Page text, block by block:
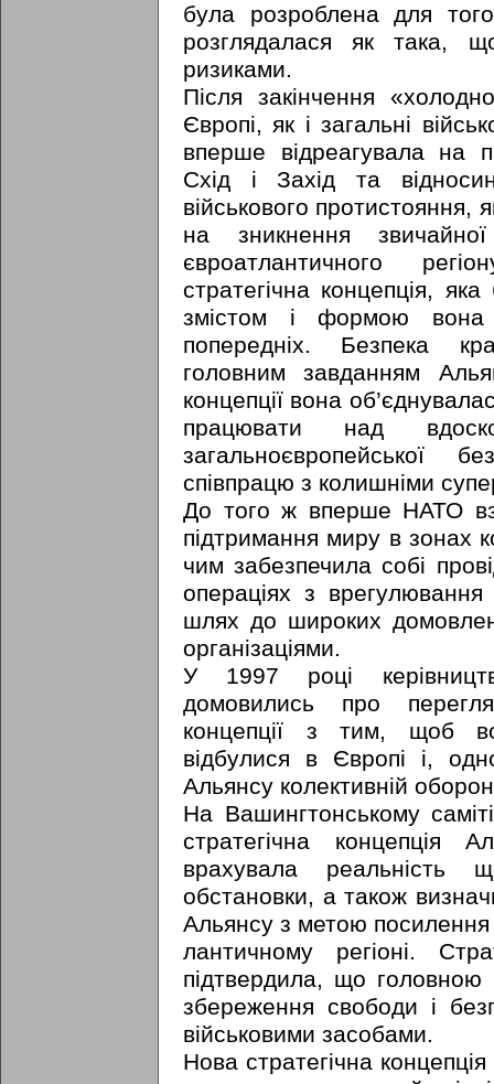
була розроблена для
розглядалася як така,
ризиками.
Після закінчення
Європі, як і загальні
вперше відреагувала на
Схід і Захід та відносин
військового протистояння,
на зникнення
євроатлантичного
стратегічна концепція,
змістом і формою вона
попередніх. Безпека
головним завданням
концепції вона
працювати над
загальноєвропейської
співпрацю з колишніми
До того ж вперше НАТО
підтримання миру в зонах
чим забезпечила собі
операціях з
шлях до широких
організаціями.
У 1997 році
домовились про
концепції з тим, щоб
відбулися в Європі і,
Альянсу колективній
На Вашингтонському
стратегічна концепція
врахувала реальність
обстановки, а також
Альянсу з метою посилення
лантичному регіоні.
підтвердила, що
збереження свободи і
військовими засобами.
Нова стратегічна